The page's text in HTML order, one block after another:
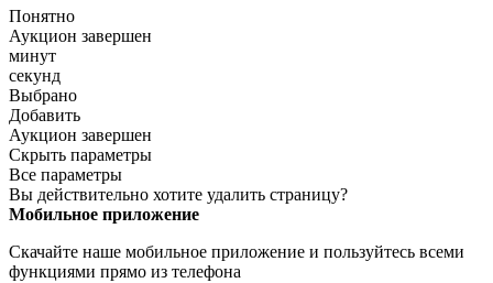
Понятно
Аукцион завершен
минут
секунд
Выбрано
Добавить
Аукцион завершен
Скрыть параметры
Все параметры
Вы действительно хотите удалить страницу?
Мобильное приложение
Скачайте наше мобильное приложение и пользуйтесь всеми
функциями прямо из телефона